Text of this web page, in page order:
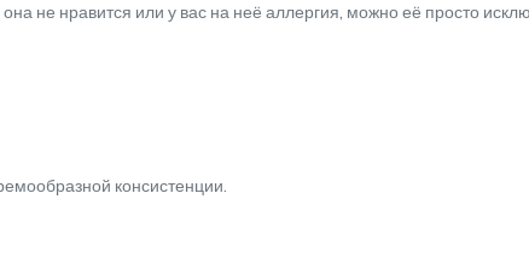
не нравится или у вас на неё аллергия, можно её просто
консистенции.